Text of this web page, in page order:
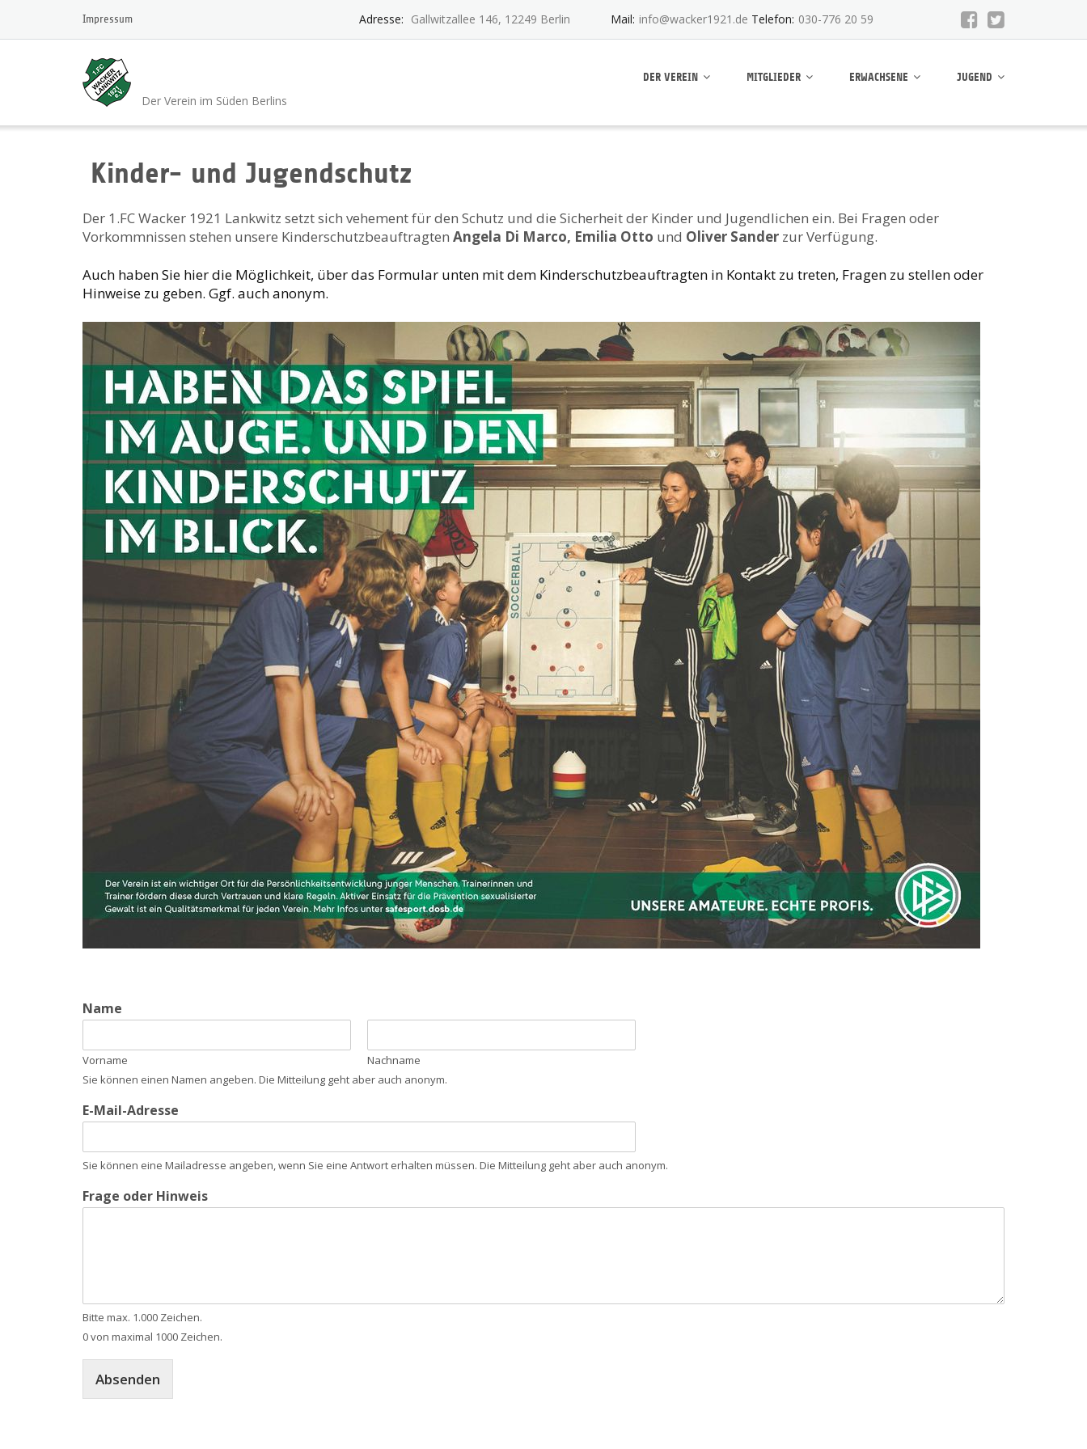
content
Impressum Adresse: Gallwitzallee 146, 12249 Berlin Mail: info@wacker1921.de Telefon: 030-776 20 59
Der Verein im Süden Berlins
DER VEREIN MITGLIEDER ERWACHSENE JUGEND
Kinder- und Jugendschutz
Der 1.FC Wacker 1921 Lankwitz setzt sich vehement für den Schutz und die Sicherheit der Kinder und Jugendlichen ein. Bei Fragen oder
Vorkommnissen stehen unsere Kinderschutzbeauftragten Angela Di Marco, Emilia Otto und Oliver Sander zur Verfügung.
Auch haben Sie hier die Möglichkeit, über das Formular unten mit dem Kinderschutzbeauftragten in Kontakt zu treten, Fragen zu stellen oder
Hinweise zu geben. Ggf. auch anonym.
Name
Vorname
Nachname
Sie können einen Namen angeben. Die Mitteilung geht aber auch anonym.
E-Mail-Adresse
Sie können eine Mailadresse angeben, wenn Sie eine Antwort erhalten müssen. Die Mitteilung geht aber auch anonym.
Frage oder Hinweis
Bitte max. 1.000 Zeichen.
0 von maximal 1000 Zeichen.
Absenden